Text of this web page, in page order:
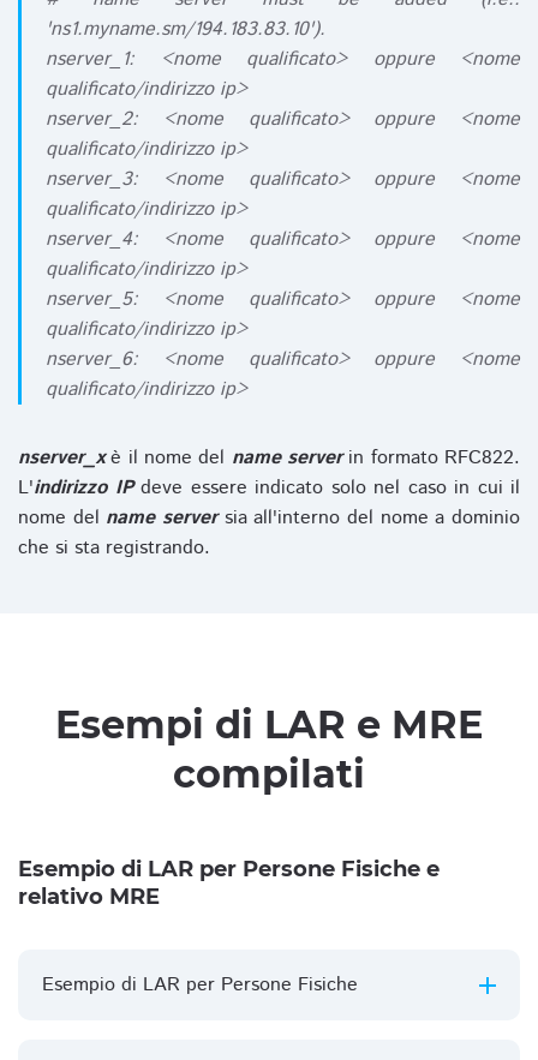
'ns1.myname.sm/194.183.83.10').
nserver_1: <nome qualificato> oppure <nome
qualificato/indirizzo ip>
nserver_2: <nome qualificato> oppure <nome
qualificato/indirizzo ip>
nserver_3: <nome qualificato> oppure <nome
qualificato/indirizzo ip>
nserver_4: <nome qualificato> oppure <nome
qualificato/indirizzo ip>
nserver_5: <nome qualificato> oppure <nome
qualificato/indirizzo ip>
nserver_6: <nome qualificato> oppure <nome
qualificato/indirizzo ip>
nserver_xè il nome del name serverin formato RFC822.
L'indirizzo IPdeve essere indicato solo nel caso in cui il
nome del name serversia all'interno del nome a dominio
che si sta registrando.
Esempi di LAR e MRE
compilati
Esempio di LAR per Persone Fisiche e
relativo MRE
Esempio di LAR per Persone Fisiche